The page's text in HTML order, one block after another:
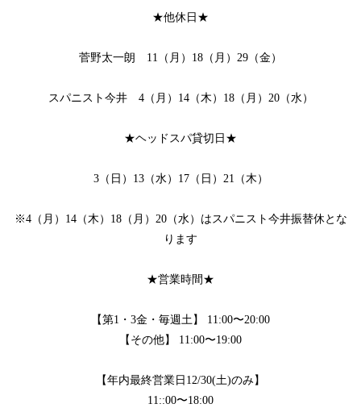
★他休日★
菅野太一朗 11（月）18（月）29（金）
スパニスト今井 4（月）14（木）18（月）20（水）
★ヘッドスパ貸切日★
3（日）13（水）17（日）21（木）
※4（月）14（木）18（月）20（水）はスパニスト今井振替休とな
ります
★営業時間★
【第1・3金・毎週土】 11:00〜20:00
【その他】 11:00〜19:00
【年内最終営業日12/30(土)のみ】
11::00〜18:00